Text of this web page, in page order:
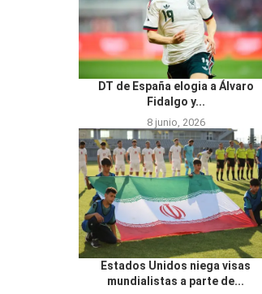
DT de España elogia a Álvaro
Fidalgo y...
8 junio, 2026
Estados Unidos niega visas
mundialistas a parte de...